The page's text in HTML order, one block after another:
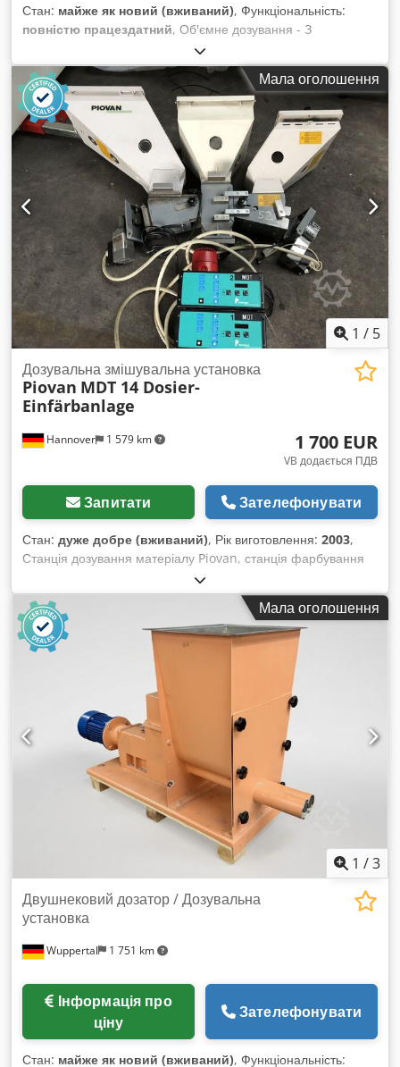
Стан: майже як новий (вживаний), Функціональність:
повністю працездатний, Об'ємне дозування - З
вбудованим мішалкою Dcedpfx Ast Akaqel Djk - Подвійний
шнек - Вбудований ущільнювач для матеріалів з низькою
насипною щільністю
Мала оголошення
1 / 5
Hannover 1 579 km
Дозувальна змішувальна установка
Piovan MDT 14 Dosier-
Einfärbanlage
1 700 EUR
VB додається ПДВ
Запитати Зателефонувати
Стан: дуже добре (вживаний), Рік виготовлення: 2003,
Станція дозування матеріалу Piovan, станція фарбування
Тип/Модель: MDT 14 -- 1MD 1840 Специфікація: PA 58D
/54S M Рік випуску: 2003 Обʼємне дозування Dcjdpfxehupq
Eo Al Dek Продуктивність: від 0,1 до 3,2 кг/год Обʼєм
бункера: 15 л 2 окремі станції фарбування + 1 головний
бункер Перед демонтажем перевірена на функціональність
В наявності негайно на нашому складі у Ганновері,
Німеччина Ми постійно шукаємо б/в ливарні машини для
пластмас у відмінному стані З року випуску 2010, бажано з
електроприводом, марки Arburg, Engel, Dr Boy, Krauss
Maffei
Мала оголошення
1 /3
Wuppertal 1 751 km
Двушнековий дозатор / Дозувальна
установка
ціну
Зателефонувати
Стан: майже як новий (вживаний), Функціональність: